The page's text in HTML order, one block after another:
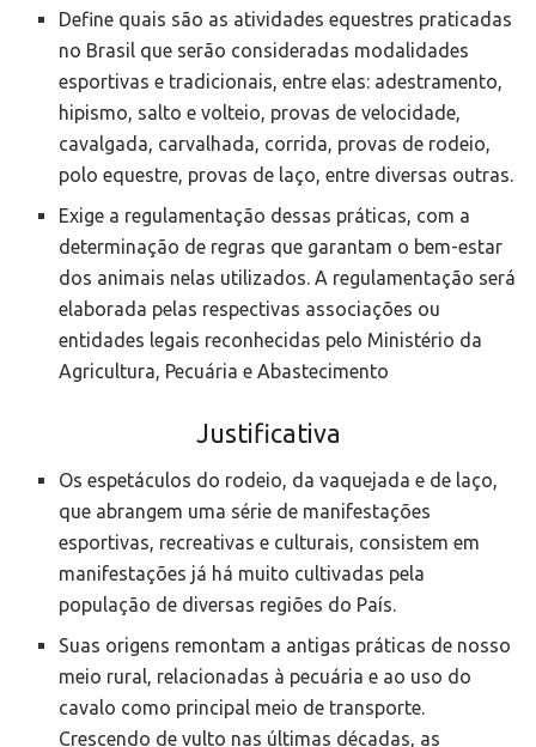
Define quais são as atividades equestres praticadas
no Brasil que serão consideradas modalidades
esportivas e tradicionais, entre elas: adestramento,
hipismo, salto e volteio, provas de velocidade,
cavalgada, carvalhada, corrida, provas de rodeio,
polo equestre, provas de laço, entre diversas outras.
Exige a regulamentação dessas práticas, com a
determinação de regras que garantam o bem-estar
dos animais nelas utilizados. A regulamentação será
elaborada pelas respectivas associações ou
entidades legais reconhecidas pelo Ministério da
Agricultura, Pecuária e Abastecimento
Justificativa
Os espetáculos do rodeio, da vaquejada e de laço,
que abrangem uma série de manifestações
esportivas, recreativas e culturais, consistem em
manifestações já há muito cultivadas pela
população de diversas regiões do País.
Suas origens remontam a antigas práticas de nosso
meio rural, relacionadas à pecuária e ao uso do
cavalo como principal meio de transporte.
Crescendo de vulto nas últimas décadas, as